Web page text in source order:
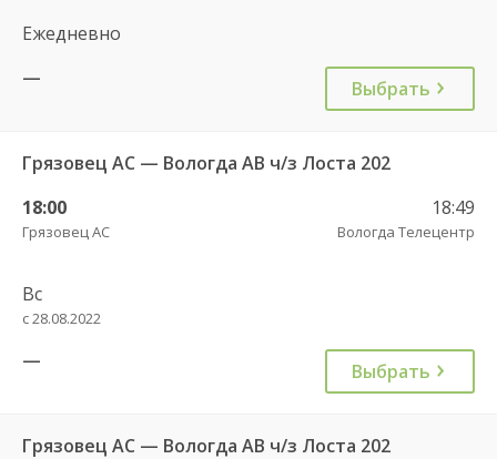
Ежедневно
—
Выбрать
Грязовец АС — Вологда АВ ч/з Лоста 202
18:00
Грязовец АС
18:49
Вологда Телецентр
Вс
с 28.08.2022
— Выбрать
Грязовец АС — Вологда АВ ч/з Лоста 202